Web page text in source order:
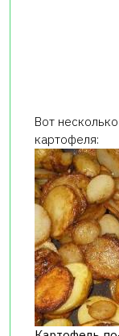
Вот
картофеля: